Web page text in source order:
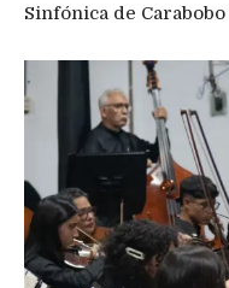
Sinfónica de